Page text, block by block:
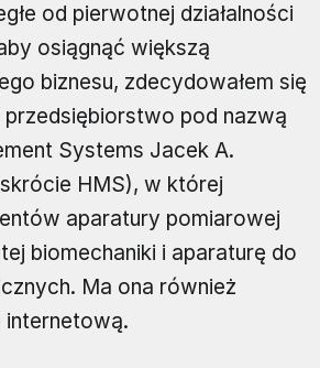
od pierwotnej działalności
osiągnąć większą
biznesu, zdecydowałem się
pod nazwą
Systems Jacek A.
HMS), w której
aparatury pomiarowej
biomechaniki i aparaturę do
Ma ona również
internetową.